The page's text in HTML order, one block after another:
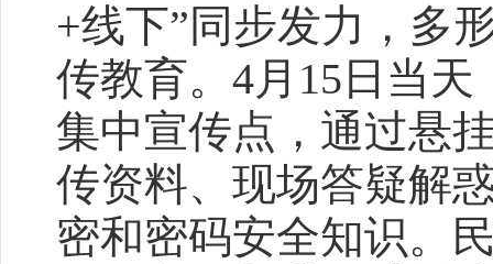
+线下”同步发力，多
传教育。4月15日当
集中宣传点，通过悬
传资料、现场答疑解
密和密码安全知识。